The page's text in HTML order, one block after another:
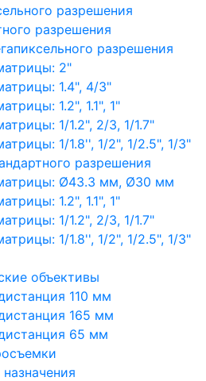
разрешения
разрешения
разрешения
2"
1.4", 4/3"
1.2", 1.1", 1"
1/1.2", 2/3, 1/1.7"
1/1.8'', 1/2", 1/2.5", 1/3"
разрешения
Ø43.3 мм, Ø30 мм
1.2", 1.1", 1"
1/1.2", 2/3, 1/1.7"
1/1.8'', 1/2", 1/2.5", 1/3"
объективы
110 мм
165 мм
65 мм